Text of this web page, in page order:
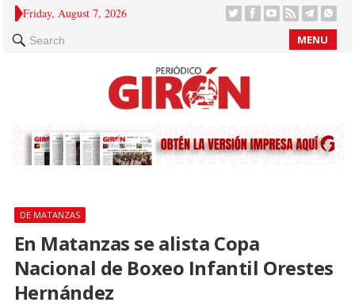
Friday, August 7, 2026
Search MENU
DE MATANZAS
En Matanzas se alista Copa
Nacional de Boxeo Infantil Orestes
Hernández